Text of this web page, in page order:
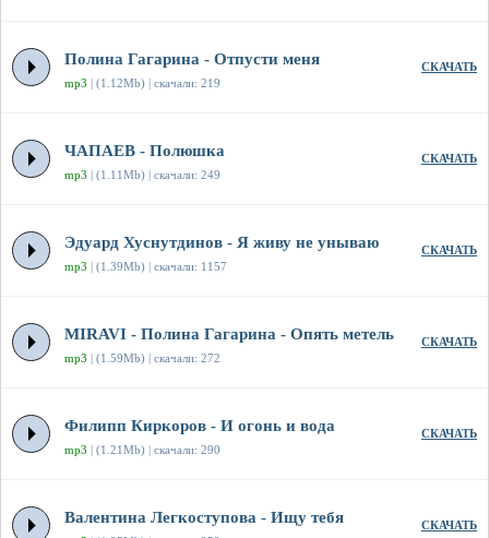
Полина Гагарина - Отпусти меня
mp3 | (1.12Mb) | скачали: 219
СКАЧАТЬ
ЧАПАЕВ - Полюшка
mp3 | (1.11Mb) | скачали: 249
СКАЧАТЬ
Эдуард Хуснутдинов - Я живу не унываю
mp3 | (1.39Mb) | скачали: 1157
СКАЧАТЬ
MIRAVI - Полина Гагарина - Опять метель
mp3 | (1.59Mb) | скачали: 272
СКАЧАТЬ
Филипп Киркоров - И огонь и вода
mp3 | (1.21Mb) | скачали: 290
СКАЧАТЬ
Валентина Легкоступова - Ищу тебя СКАЧАТЬ